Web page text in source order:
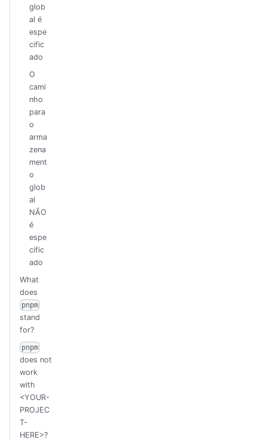
glob
al é
espe
cific
ado
O
cami
nho
para
o
arma
zena
ment
o
glob
al
NÃO
é
espe
cific
ado
What
does
pnpm
stand
for?
pnpm
does not
work
with
<YOUR-
PROJEC
T-
HERE>?